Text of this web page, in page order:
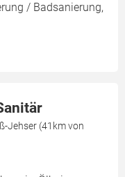
/ Badsanierung,
Jehser (41km von